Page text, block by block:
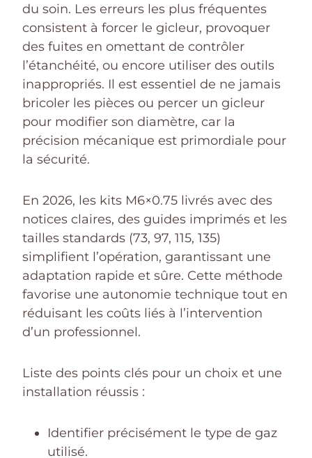
du soin. Les erreurs les plus fréquentes
consistent à forcer le gicleur, provoquer
des fuites en omettant de contrôler
l’étanchéité, ou encore utiliser des outils
inappropriés. Il est essentiel de ne jamais
bricoler les pièces ou percer un gicleur
pour modifier son diamètre, car la
précision mécanique est primordiale pour
la sécurité.
En 2026, les kits M6×0.75 livrés avec des
notices claires, des guides imprimés et les
tailles standards (73, 97, 115, 135)
simplifient l’opération, garantissant une
adaptation rapide et sûre. Cette méthode
favorise une autonomie technique tout en
réduisant les coûts liés à l’intervention
d’un professionnel.
Liste des points clés pour un choix et une
installation réussis :
Identifier précisément le type de gaz
utilisé.